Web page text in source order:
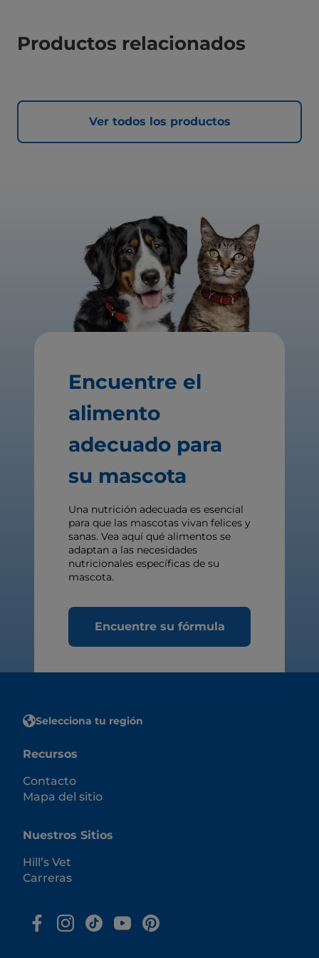
Productos relacionados
Ver todos los productos
Encuentre el
alimento
adecuado para
su mascota
Una nutrición adecuada es esencial
para que las mascotas vivan felices y
sanas. Vea aquí qué alimentos se
adaptan a las necesidades
nutricionales específicas de su
mascota.
Encuentre su fórmula
Selecciona tu región
Recursos
Contacto
Mapa del sitio
Nuestros Sitios
Hill’s Vet
Carreras